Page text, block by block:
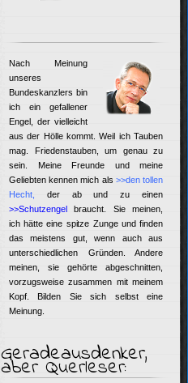
Nach Meinung
unseres
Bundeskanzlers bin
ich ein gefallener
Engel, der vielleicht
aus der Hölle kommt. Weil ich Tauben
mag. Friedenstauben, um genau zu
sein. Meine Freunde und meine
Geliebten kennen mich als >>den tollen
Hecht
der ab und zu einen
>>Schutzengel braucht. Sie meinen,
ich hätte eine spitze Zunge und finden
das meistens gut, wenn auch aus
unterschiedlichen Gründen. Andere
meinen, sie gehörte abgeschnitten,
vorzugsweise zusammen mit meinem
Kopf. Bilden Sie sich selbst eine
Meinung.
Geradeausdenker,
aber Querleser: